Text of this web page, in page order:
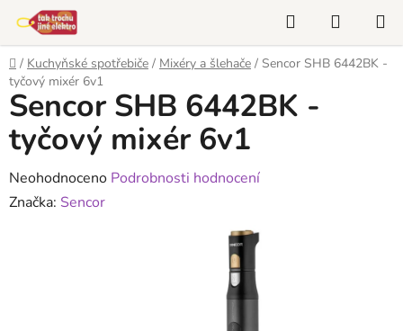
obsah
Hledat
KOŠÍK
Domů
/ Kuchyňské spotřebiče / Mixéry a šlehače / Sencor SHB 6442BK -
tyčový mixér 6v1
Sencor SHB 6442BK -
tyčový mixér 6v1
Průměrné
hodnocení
Neohodnoceno Podrobnosti hodnocení
Značka: Sencor